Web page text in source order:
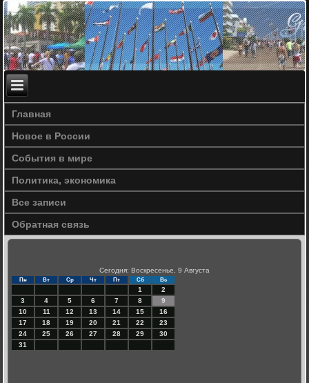
Главная
Новое в России
События в мире
Политика, экономика
Все записи
Обратная связь
Сегодня: Воскресенье, 9 Августа
Пн Вт Ср Чт Пт Сб Вс
1
2
3
4 5 6 7 8
9
10
11 12 13 14 15
16
17
18 19 20 21 22
23
24
25 26 27 28 29
30
31